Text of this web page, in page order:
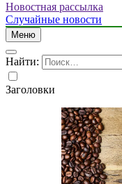
Новостная рассылка
Случайные новости
Меню
Найти:
Заголовки